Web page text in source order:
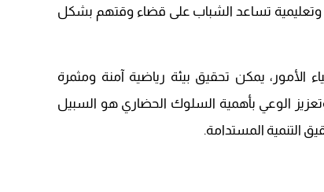
وتعليمية تساعد الشباب على قضاء وقتهم بشكل
الأمور، يمكن تحقيق بيئة رياضية آمنة ومثمرة
وتعزيز الوعي بأهمية السلوك الحضاري هو السبيل
التنمية المستدامة.